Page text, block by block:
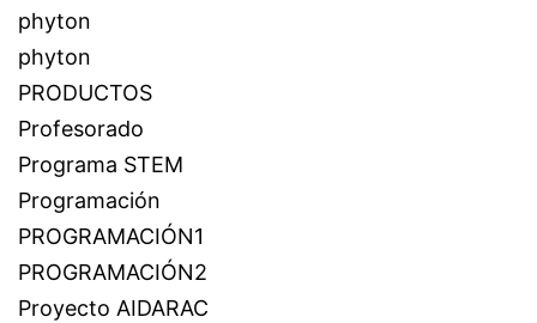
phyton
phyton
PRODUCTOS
Profesorado
Programa STEM
Programación
PROGRAMACIÓN1
PROGRAMACIÓN2
Proyecto AIDARAC